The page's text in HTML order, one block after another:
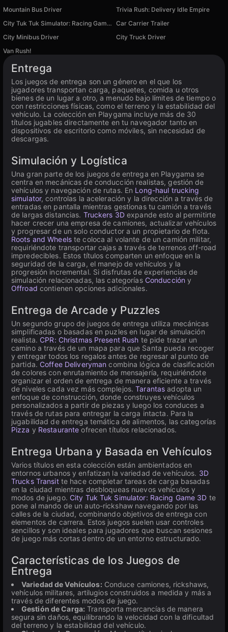
Mountain Bus Driver
Trivia Rush: Delivery Idle Empire
City Tuk Tuk Simulator: Racing Game 3D Car Carrier Trailer
City Minibus Driver City Truck Driver
Disponible en PC
Van Rush!
Entrega
Los juegos de entrega son un género en el que los
jugadores transportan carga, paquetes, comida u otros
bienes de un lugar a otro, a menudo bajo límites de tiempo o
con restricciones físicas, como el terreno y la estabilidad del
vehículo. La colección en Playgama incluye más de 30
títulos jugables directamente en tu navegador tanto en
dispositivos de escritorio como móviles, sin necesidad de
descargas.
Simulación y Logística
Una gran parte de los juegos de entrega en Playgama se
centra en mecánicas de conducción realistas, gestión de
vehículos y navegación de rutas. En Long-haul trucking
simulator, controlas la aceleración y la dirección a través de
entradas en pantalla mientras gestionas tu camión a través
de largas distancias. Truckers 3Dexpande esto al permitirte
hacer crecer una empresa de camiones, actualizar vehículos
y progresar de un solo conductor a un propietario de flota.
Roots and Wheelste coloca al volante de un camión militar,
requiriéndote transportar cajas a través de terrenos off-road
impredecibles. Estos títulos comparten un enfoque en la
seguridad de la carga, el manejo de vehículos y la
progresión incremental. Si disfrutas de experiencias de
simulación relacionadas, las categorías Conducción y
Offroad contienen opciones adicionales.
Entrega de Arcade y Puzzles
Un segundo grupo de juegos de entrega utiliza mecánicas
simplificadas o basadas en puzles en lugar de simulación
realista. CPR: Christmas Present Rush te pide trazar un
camino a través de un mapa para que Santa pueda recoger
y entregar todos los regalos antes de regresar al punto de
partida. Coffee Deliveryman combina lógica de clasificación
de colores con enrutamiento de mensajería, requiriéndote
organizar el orden de entrega de manera eficiente a través
de niveles cada vez más complejos.Tarantas adopta un
enfoque de construcción, donde construyes vehículos
personalizados a partir de piezas y luego los conduces a
través de rutas para entregar la carga intacta. Para la
jugabilidad de entrega temática de alimentos, las categorías
Pizza y Restaurante ofrecen títulos relacionados.
Entrega Urbana y Basada en Vehículos
Varios títulos en esta colección están ambientados en
entornos urbanos y enfatizan la variedad de vehículos. 3D
Trucks Transitte hace completar tareas de carga basadas
en la ciudad mientras desbloqueas nuevos vehículos y
modos de juego. City Tuk Tuk Simulator: Racing Game 3D te
pone al mando de un auto-rickshaw navegando por las
calles de la ciudad, combinando objetivos de entrega con
elementos de carrera. Estos juegos suelen usar controles
sencillos y son ideales para jugadores que buscan sesiones
de juego más cortas dentro de un entorno estructurado.
Características de los Juegos de
Entrega
Variedad de Vehículos: Conduce camiones, rickshaws,
vehículos militares, artilugios construidos a medida y más a
través de diferentes modos de juego.
Gestión de Carga: Transporta mercancías de manera
segura sin daños, equilibrando la velocidad con la dificultad
del terreno y la estabilidad del vehículo.